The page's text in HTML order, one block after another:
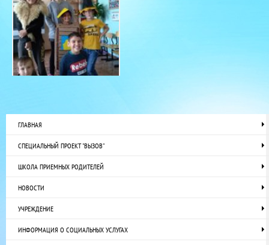
ГЛАВНАЯ
СПЕЦИАЛЬНЫЙ ПРОЕКТ "ВЫЗОВ"
ШКОЛА ПРИЕМНЫХ РОДИТЕЛЕЙ
НОВОСТИ
УЧРЕЖДЕНИЕ
ИНФОРМАЦИЯ О СОЦИАЛЬНЫХ УСЛУГАХ